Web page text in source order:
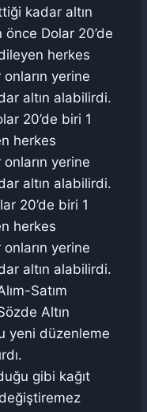
kadar altın
Dolar 20’de
herkes
yerine
altın alabilirdi.
20’de biri 1
herkes
yerine
altın alabilirdi.
20’de biri 1
herkes
yerine
altın alabilirdi.
Satım
Altın
yeni düzenleme
gibi kağıt